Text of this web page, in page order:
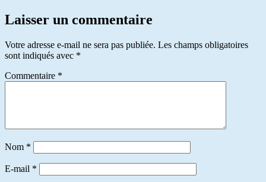
Laisser un commentaire
Votre adresse e-mail ne sera pas publiée. Les champs obligatoires
sont indiqués avec *
Commentaire *
Nom *
E-mail *